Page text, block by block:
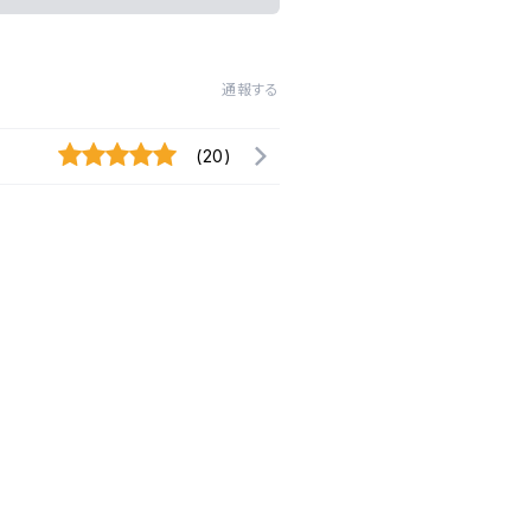
通報する
(20)